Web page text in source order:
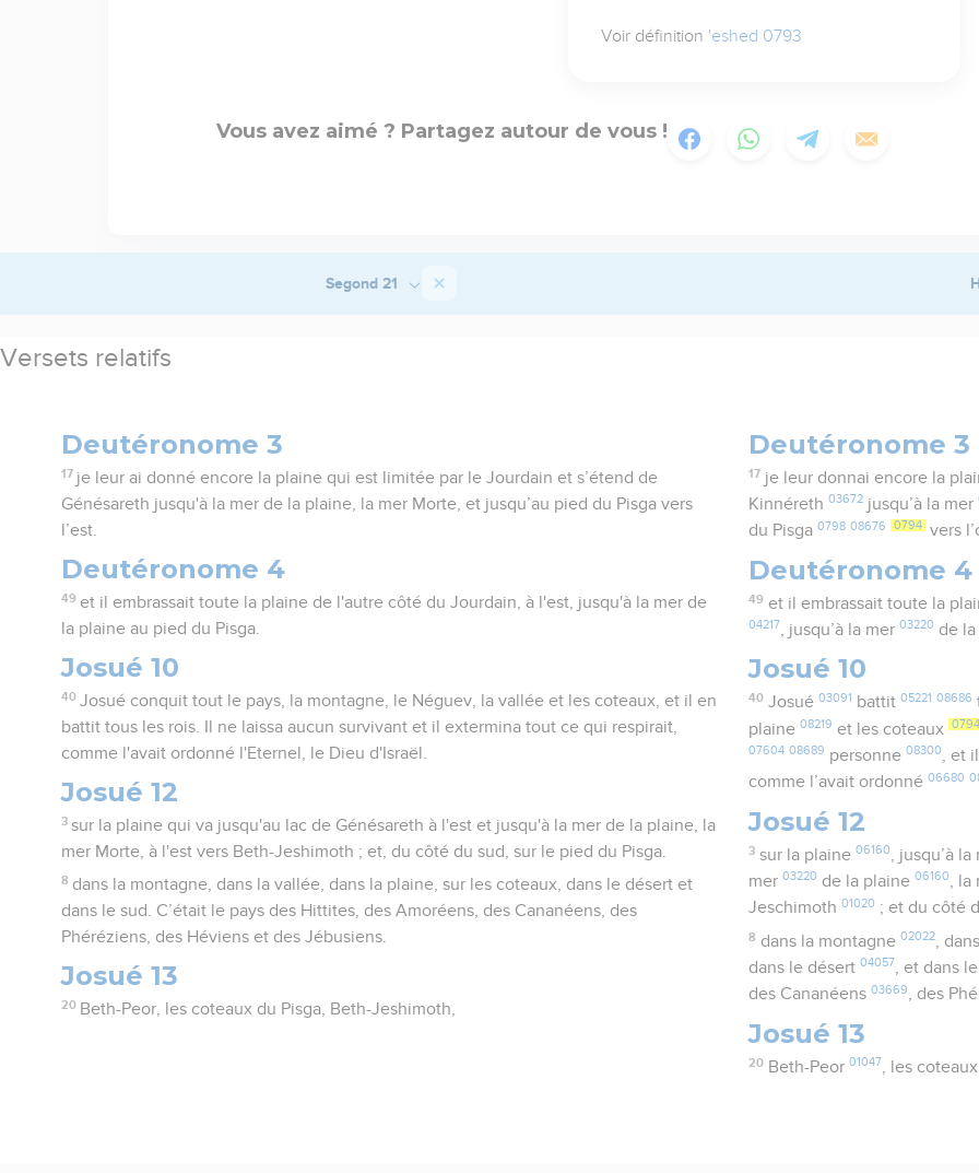
Voir définition 'eshed 0793
Vous avez aimé ? Partagez autour de vous !
Segond 21
Versets relatifs
Deutéronome 3
17 je leur ai donné encore la plaine qui est limitée par le Jourdain et s’étend de
Génésareth jusqu'à la mer de la plaine, la mer Morte, et jusqu’au pied du Pisga vers
l’est.
Deutéronome 4
49 et il embrassait toute la plaine de l'autre côté du Jourdain, à l'est, jusqu'à la mer de
la plaine au pied du Pisga.
Josué 10
40 Josué conquit tout le pays, la montagne, le Néguev, la vallée et les coteaux, et il en
battit tous les rois. Il ne laissa aucun survivant et il extermina tout ce qui respirait,
comme l'avait ordonné l'Eternel, le Dieu d'Israël.
Josué 12
3 sur la plaine qui va jusqu'au lac de Génésareth à l'est et jusqu'à la mer de la plaine, la
mer Morte, à l'est vers Beth-Jeshimoth ; et, du côté du sud, sur le pied du Pisga.
8 dans la montagne, dans la vallée, dans la plaine, sur les coteaux, dans le désert et
dans le sud. C’était le pays des Hittites, des Amoréens, des Cananéens, des
Phéréziens, des Héviens et des Jébusiens.
Josué 13
20 Beth-Peor, les coteaux du Pisga, Beth-Jeshimoth,
Deutéronome 3
17 je leur donnai encore la
Kinnéreth03672 jusqu’à la mer
du Pisga0798 08676 0794 vers
Deutéronome 4
49 et il embrassait toute la
04217, jusqu’à la mer03220 de
Josué 10
40 Josué 03091 battit 05221 08686
plaine08219 et les coteaux 0794
07604 08689 personne08300, et
comme l’avait ordonné06680
Josué 12
3 sur la plaine 06160 , jusqu’à la
mer03220 de la plaine06160, la
Jeschimoth01020 ; et du côté
8 dans la montagne 02022,
dans le désert04057, et dans
des Cananéens03669, des
Josué 13
20 Beth-Peor 01047 , les